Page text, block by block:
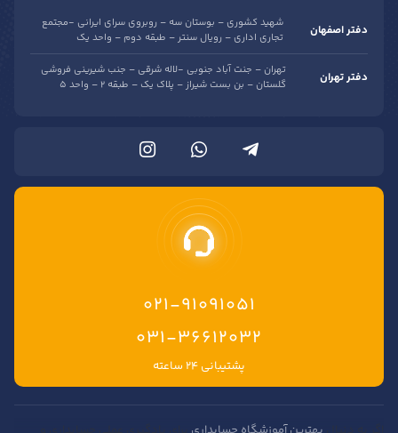
دفتر اصفهان
شهید کشوری – بوستان سه – روبروی سرای ایرانی -مجتمع
تجاری اداری – رویال سنتر – طبقه دوم – واحد یک
دفتر تهران
تهران – جنت آباد جنوبی -لاله شرقی – جنب شیرینی فروشی
گلستان – بن بست شیراز – پلاک یک – طبقه 2 – واحد 5
021-91091051
۰۳۱-۳۶۶۱۲۰۳۲
پشتیبانی ۲۴ ساعته